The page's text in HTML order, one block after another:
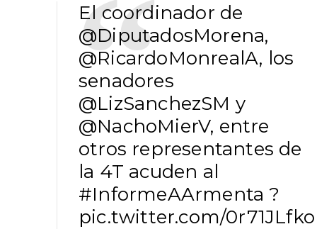
El coordinador de
@DiputadosMorena,
@RicardoMonrealA, los
senadores
@LizSanchezSM y
@NachoMierV, entre
otros representantes de
la 4T acuden al
#InformeAArmenta ?
pic.twitter.com/